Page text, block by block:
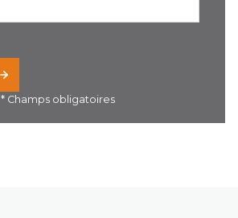
* Champs obligatoires